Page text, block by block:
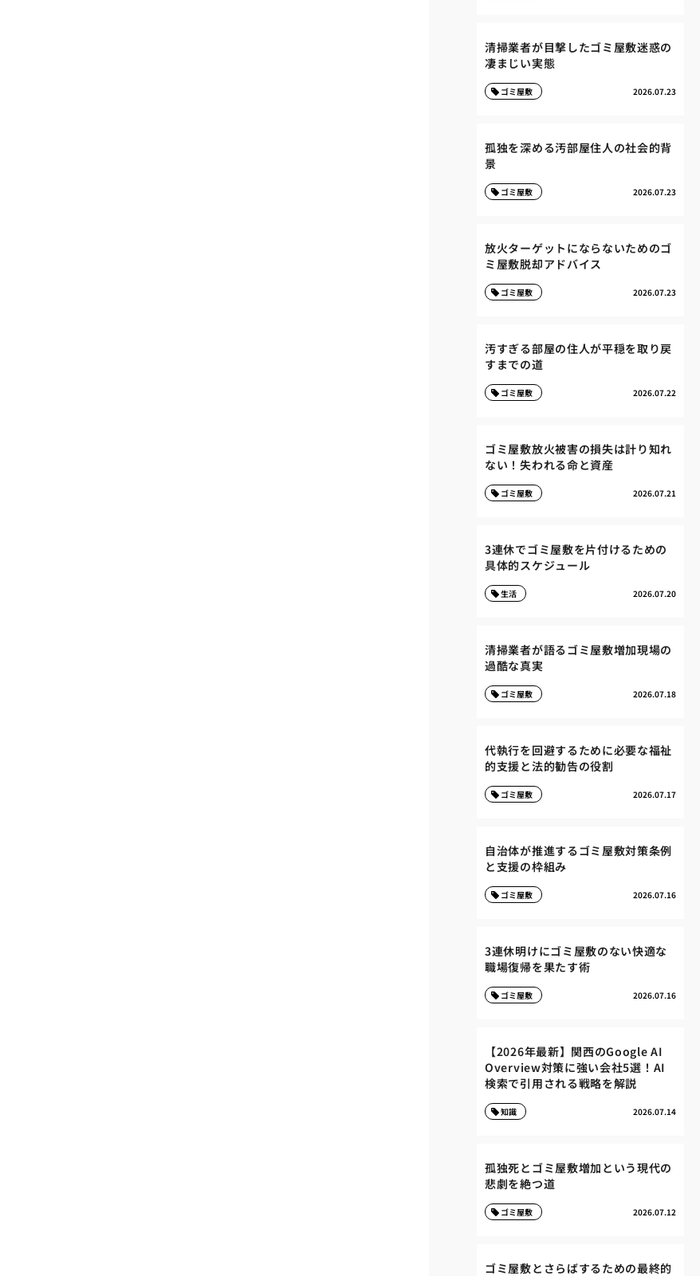
清掃業者が目撃したゴミ屋敷迷惑の
凄まじい実態
2026.07.23
ゴミ屋敷
孤独を深める汚部屋住人の社会的背
景
2026.07.23
ゴミ屋敷
放火ターゲットにならないためのゴ
ミ屋敷脱却アドバイス
2026.07.23
ゴミ屋敷
汚すぎる部屋の住人が平穏を取り戻
すまでの道
2026.07.22
ゴミ屋敷
ゴミ屋敷放火被害の損失は計り知れ
ない！失われる命と資産
2026.07.21
ゴミ屋敷
3連休でゴミ屋敷を片付けるための
具体的スケジュール
2026.07.20
生活
清掃業者が語るゴミ屋敷増加現場の
過酷な真実
2026.07.18
ゴミ屋敷
代執行を回避するために必要な福祉
的支援と法的勧告の役割
2026.07.17
ゴミ屋敷
自治体が推進するゴミ屋敷対策条例
と支援の枠組み
2026.07.16
ゴミ屋敷
3連休明けにゴミ屋敷のない快適な
職場復帰を果たす術
2026.07.16
ゴミ屋敷
【2026年最新】関西のGoogle AI
Overview対策に強い会社5選！AI
検索で引用される戦略を解説
2026.07.14
知識
孤独死とゴミ屋敷増加という現代の
悲劇を絶つ道
2026.07.12
ゴミ屋敷
ゴミ屋敷とさらばするための最終的